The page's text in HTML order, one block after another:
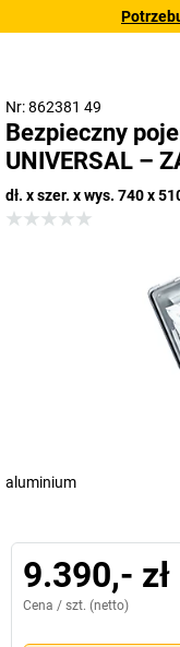
Nr: 862381 49
Bezpieczny
UNIVERSAL –
dł. x szer. x wys. 740 x
aluminium
9.390,- zł
Cena / szt. (netto)